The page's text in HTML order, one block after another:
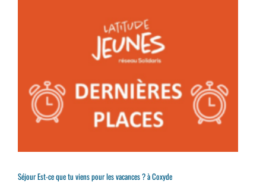
Séjour Est-ce que tu viens pour les vacances ? à Coxyde